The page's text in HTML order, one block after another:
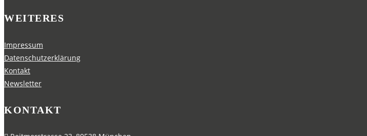
WEITERES
Impressum
Datenschutzerklärung
Kontakt
Newsletter
KONTAKT